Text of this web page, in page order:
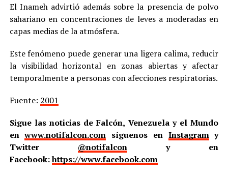
El Inameh advirtió además sobre la presencia de polvo
sahariano en concentraciones de leves a moderadas en
capas medias de la atmósfera.
Este fenómeno puede generar una ligera calima, reducir
la visibilidad horizontal en zonas abiertas y afectar
temporalmente a personas con afecciones respiratorias.
Fuente: 2001
Sigue las noticias de Falcón, Venezuela y el Mundo
enwww.notifalcon.com síguenos en Instagramy
Twitter @notifalcony en
Facebook:https://www.facebook.com